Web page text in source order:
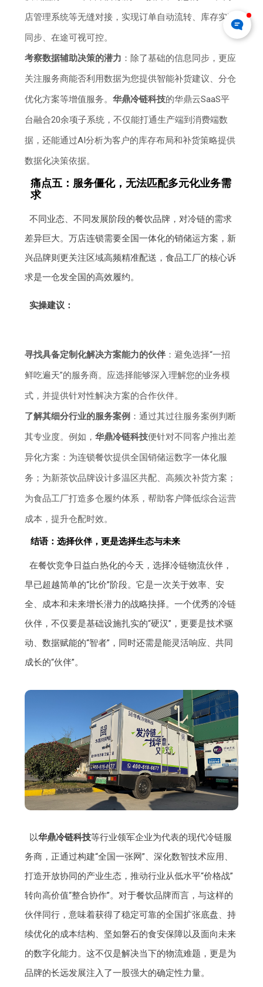
店管理系统等无缝对接，实现订单自动流转、库存实时
同步、在途可视可控。
考察数据辅助决策的潜力 ：除了基础的信息同步，更应
关注服务商能否利用数据为您提供智能补货建议、分仓
优化方案等增值服务。华鼎冷链科技的华鼎云SaaS平
台融合20余项子系统，不仅能打通生产端到消费端数
据，还能通过AI分析为客户的库存布局和补货策略提供
数据化决策依据。
痛点五：服务僵化，无法匹配多元化业务需
求
不同业态、不同发展阶段的餐饮品牌，对冷链的需求
差异巨大。万店连锁需要全国一体化的销储运方案，新
兴品牌则更关注区域高频精准配送，食品工厂的核心诉
求是一仓发全国的高效履约。
实操建议：
寻找具备定制化解决方案能力的伙伴 ：避免选择“一招
鲜吃遍天”的服务商。应选择能够深入理解您的业务模
式，并提供针对性解决方案的合作伙伴。
了解其细分行业的服务案例 ：通过其过往服务案例判断
其专业度。例如，华鼎冷链科技便针对不同客户推出差
异化方案：为连锁餐饮提供全国销储运数字一体化服
务；为新茶饮品牌设计多温区共配、高频次补货方案；
为食品工厂打造多仓履约体系，帮助客户降低综合运营
成本，提升仓配时效。
结语：选择伙伴，更是选择生态与未来
在餐饮竞争日益白热化的今天，选择冷链物流伙伴，
早已超越简单的“比价”阶段。它是一次关于效率、安
全、成本和未来增长潜力的战略抉择。一个优秀的冷链
伙伴，不仅要是基础设施扎实的“硬汉”，更要是技术驱
动、数据赋能的“智者”，同时还需是能灵活响应、共同
成长的“伙伴”。
以华鼎冷链科技等行业领军企业为代表的现代冷链服
务商，正通过构建“全国一张网”、深化数智技术应用、
打造开放协同的产业生态，推动行业从低水平“价格战”
转向高价值“整合协作”。对于餐饮品牌而言，与这样的
伙伴同行，意味着获得了稳定可靠的全国扩张底盘、持
续优化的成本结构、坚如磐石的食安保障以及面向未来
的数字化能力。这不仅是解决当下的物流难题，更是为
品牌的长远发展注入了一股强大的确定性力量。